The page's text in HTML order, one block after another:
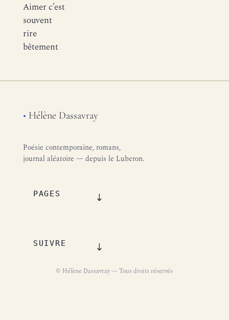
Aimer c’est
souvent
rire
bêtement
• Hélène Dassavray
Poésie contemporaine, romans,
journal aléatoire — depuis le Luberon.
PAGES
SUIVRE
© Hélène Dassavray — Tous droits réservés